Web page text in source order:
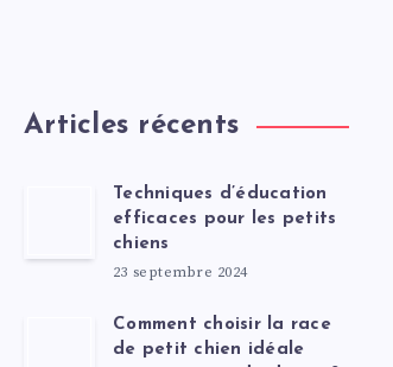
Articles récents
Techniques d’éducation
efficaces pour les petits
chiens
23 septembre 2024
Comment choisir la race
de petit chien idéale